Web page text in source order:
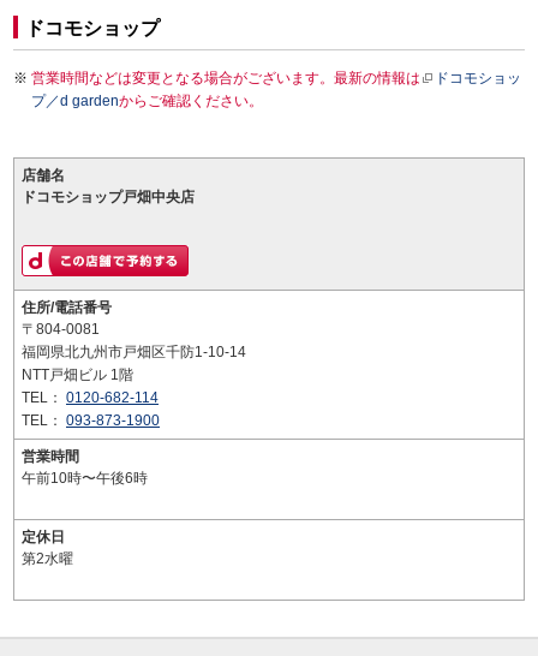
ドコモショップ
営業時間などは変更となる場合がございます。最新の情報は
ドコモショッ
プ／d gardenからご確認ください。
店舗名
ドコモショップ戸畑中央店
住所/電話番号
〒804-0081
福岡県北九州市戸畑区千防1-10-14
NTT戸畑ビル 1階
TEL： 0120-682-114
TEL： 093-873-1900
営業時間
午前10時〜午後6時
定休日
第2水曜